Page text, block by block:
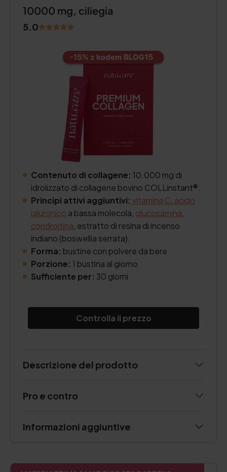
10000 mg, ciliegia
5.0
Contenuto di collagene: 10.000 mg di
idrolizzato di collagene bovino COLLinstant®.
Principi attivi aggiuntivi: vitamina C acido
ialuronico a bassa molecola, glucosamina
condroitina , estratto di resina di incenso
indiano (boswellia serrata).
Forma: bustine con polvere da bere
Porzione: 1 bustina al giorno
Sufficiente per: 30 giorni
Controlla il prezzo
Descrizione del prodotto
Pro e contro
Informazioni aggiuntive